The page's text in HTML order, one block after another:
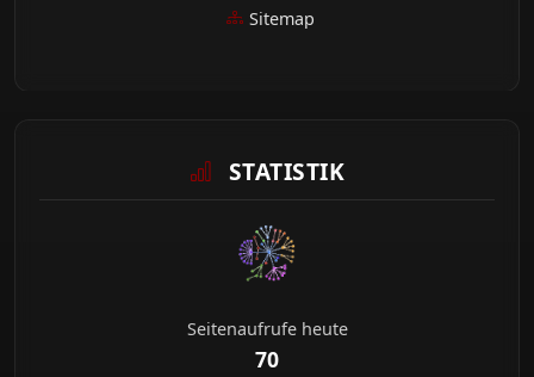
Sitemap
STATISTIK
Seitenaufrufe heute
70